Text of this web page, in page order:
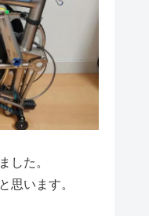
した。
思います。